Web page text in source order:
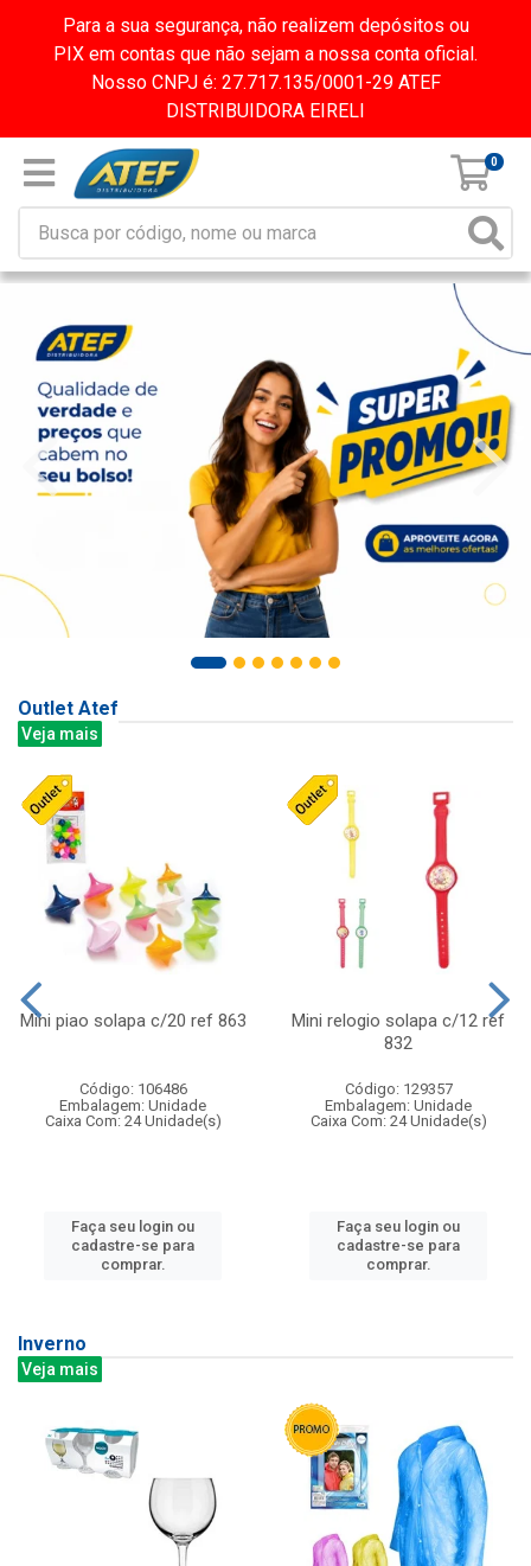
Para a sua segurança, não realizem depósitos ou
PIX em contas que não sejam a nossa conta oficial.
Nosso CNPJ é: 27.717.135/0001-29 ATEF
DISTRIBUIDORA EIRELI
0
Outlet Atef
Veja mais
Mini piao solapa c/20 ref 863
Código: 106486
Embalagem: Unidade
Caixa Com: 24 Unidade(s)
Faça seu login ou
cadastre-se para
comprar.
Mini relogio solapa c/12 ref
832
Código: 129357
Embalagem: Unidade
Caixa Com: 24 Unidade(s)
Faça seu login ou
cadastre-se para
comprar.
Inverno
Veja mais